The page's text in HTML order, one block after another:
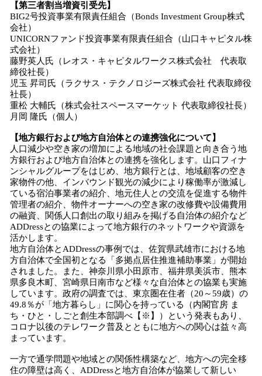
【第三者割当増資引受先】
BIG2号投資事業有限責任組合（Bonds Investment Group株式
会社）
UNICORNファンド投資事業有限責任組合（山口キャピタル株
式会社）
藤野英人氏（レオス・キャピタルワークス株式会社 代表取
締役社長）
児玉 昇司氏（ラクサス・テクノロジーズ株式会社 代表取締役
社長）
重松 大輔氏（株式会社スペースマーケット 代表取締役社長）
月岡 隆氏（個人）
【地方銀行および地方自治体との連携強化について】
人口減少や空き家の増加による地域の社会課題と向き合う地
方銀行および地方自治体との連携を強化します。山口フィナ
ンシャルグループをはじめ、地方銀行とは、地域顧客の空き
家物件の他、インバウンド観光の減少により稼働率が激減し
ている宿泊事業者の紹介、地元住人との交流を促進する物件
管理者の紹介、物件オーナーへの空き家の改修費や設備費用
の融資、関係人口創出の取り組みを掲げる自治体の紹介など
ADDressとの協業によって地方銀行のネットワークや資源を
活かします。
地方自治体とADDressの事例では、佐賀県武雄市における地
方自治体で全国初となる「多拠点居住推進補助事業」が開始
されました。また、神奈川県小田原市、福井県美浜市、熊本
県多良木町、宮崎県日南市など様々な自治体との協業も実施
しています。政府の調査では、東京圏在住者（20～59歳）の
49.8％が「地方暮らし」に関心を持っている（内閣官房 ま
ち・ひと・しごと創生本部調べ【※】）という発表もあり、
コロナ以後のテレワーク普及とともに地方への関心は益々高
まっています。
一方で通学問題や地域との関係性構築など、地方への完全移
住の障壁は高く、ADDressと地方自治体が協業して新しい